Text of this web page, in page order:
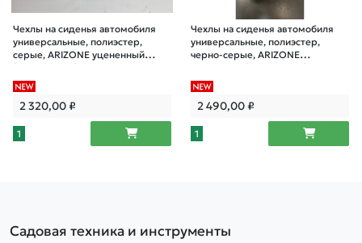
Чехлы на сиденья автомобиля
универсальные, полиэстер,
серые, ARIZONE уцененный
(2988034580)
2 320,00₽
1
Чехлы на сиденья автомобиля
универсальные, полиэстер,
черно-серые, ARIZONE
уцененный (1836100704)
2 490,00₽
1
Садовая техника и инструменты